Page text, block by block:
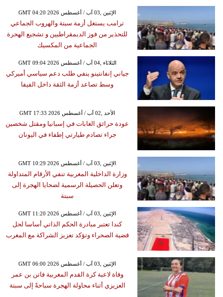
GMT 04:20 2026 الإثنين ,03 آب / أغسطس
ترامب يستغل أزمة سبتة والهروب الجماعي
للتحذير من فوز الديمقراطيين و تشجيع الهحرة
الجماعية من المكسيك
GMT 09:04 2026 الثلاثاء ,04 آب / أغسطس
جياني إنفانتينو ينفي طلب دعم سياسي أميركي
وسط تصاعد أزمة الثقة داخل الفيفا
GMT 17:33 2026 الأحد ,02 آب / أغسطس
عودة حرائق الغابات في إسبانيا ومقتل شخصين
جراء تصادم طيارتي إطفاء في اليونان
GMT 10:29 2026 الإثنين ,03 آب / أغسطس
وزارة الداخلية المغربية تنفي الأرقام المتداولة
وتعلن الحصيلة الرسمية لضحايا الهجرة إلى
سبتة
GMT 11:20 2026 الإثنين ,03 آب / أغسطس
كندا تعتبر مبادرة الحكم الذاتي أساسا لحل
قضية الصحراء وتؤكد تعزيز الشراكة مع المغرب
GMT 06:00 2026 الإثنين ,03 آب / أغسطس
وفاة لاعبة كرة القدم المغربية فاتن بن عمر
العزيزي أثناء محاولة الهجرة سباحةً إلى سبتة